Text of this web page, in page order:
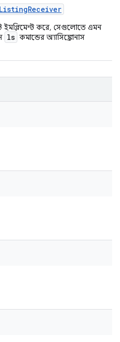
Receiver
ইমপ্লিমেন্ট করে, সেগুলোতে এমন
ls কমান্ডের অ্যাসিঙ্ক্রোনাস